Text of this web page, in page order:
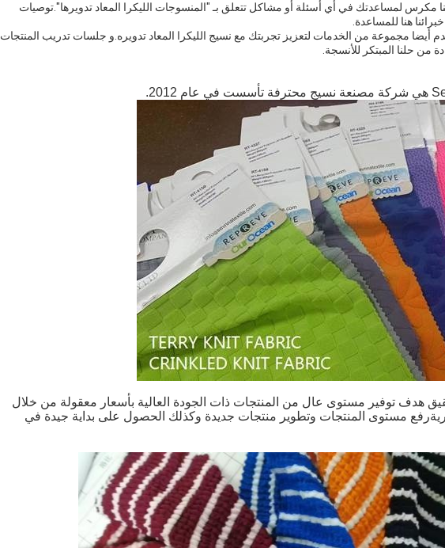
مكرس لمساعدتك في أي أسئلة أو مشاكل تتعلق بـ "المنسوجات الليكرا المعاد تدويرها".توصيات
هنا للمساعدة.
أيضا مجموعة من الخدمات لتعزيز تجربتك مع نسيج الليكرا المعاد تدويره.و جلسات تدريب المنتجات
حلنا المبتكر للأنسجة.
هدف توفير مستوى عال من المنتجات ذات الجودة العالية بأسعار معقولة من خلال
مستوى المنتجات وتطوير منتجات جديدة وكذلك الحصول على بداية جيدة في